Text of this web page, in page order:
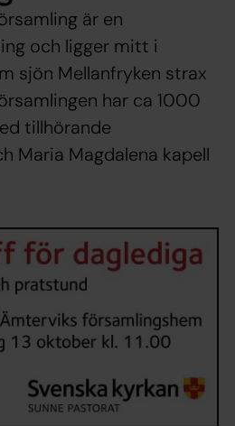
är en
och ligger mitt i
sjön Mellanfryken strax
har ca 1000
tillhörande
Maria Magdalena kapell